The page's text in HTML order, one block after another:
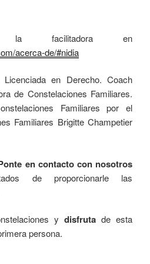
la facilitadora en
acerca-de/#nidia
Licenciada en Derecho. Coach
de Constelaciones Familiares.
Familiares por el
Familiares Brigitte Champetier
en contacto con nosotros
de proporcionarle las
y disfrutade esta
persona.